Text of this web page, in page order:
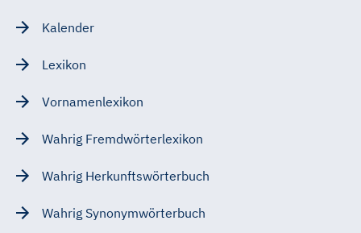
Kalender
Lexikon
Vornamenlexikon
Wahrig Fremdwörterlexikon
Wahrig Herkunftswörterbuch
Wahrig Synonymwörterbuch